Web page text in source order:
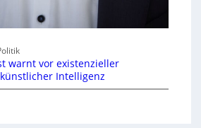
warnt vor existenzieller
Intelligenz